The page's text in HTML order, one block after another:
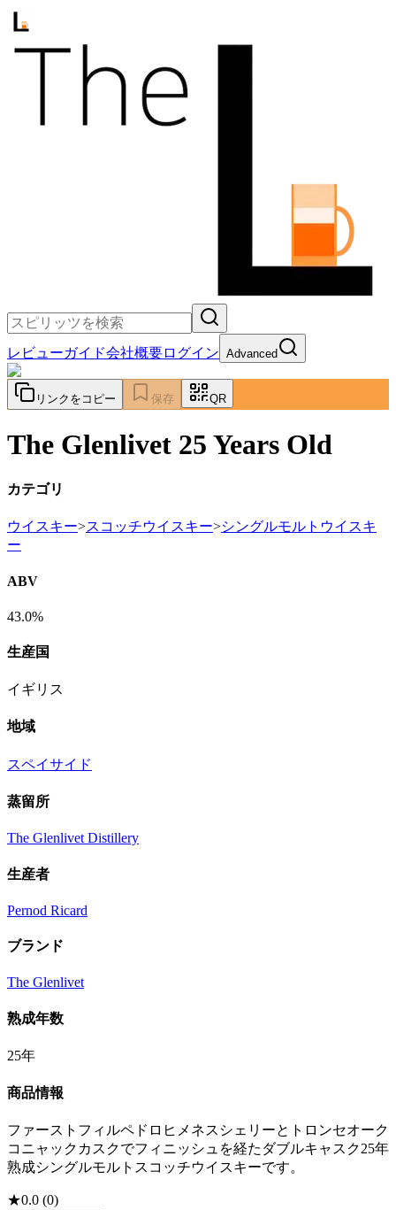
レビューガイド会社概要ログイン Advanced
リンクをコピー 保存 QR
The Glenlivet 25 Years Old
カテゴリ
ウイスキー>スコッチウイスキー>シングルモルトウイスキ
ー
ABV
43.0%
生産国
イギリス
地域
スペイサイド
蒸留所
The Glenlivet Distillery
生産者
Pernod Ricard
ブランド
The Glenlivet
熟成年数
25年
商品情報
ファーストフィルペドロヒメネスシェリーとトロンセオーク
コニャックカスクでフィニッシュを経たダブルキャスク25年
熟成シングルモルトスコッチウイスキーです。
★0.0 (0)